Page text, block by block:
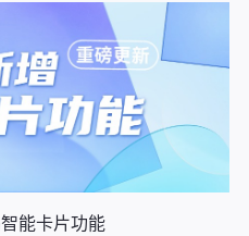
能卡片功能